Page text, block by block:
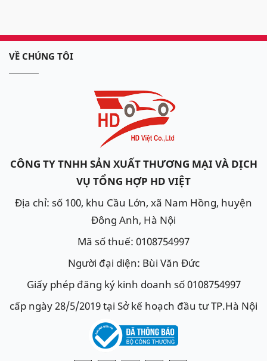
VỀ CHÚNG TÔI
CÔNG TY TNHH SẢN XUẤT THƯƠNG MẠI VÀ DỊCH
VỤ TỔNG HỢP HD VIỆT
Địa chỉ: số 100, khu Cầu Lớn, xã Nam Hồng, huyện
Đông Anh, Hà Nội
Mã số thuế: 0108754997
Người đại diện: Bùi Văn Đức
Giấy phép đăng ký kinh doanh số 0108754997
cấp ngày 28/5/2019 tại Sở kế hoạch đầu tư TP.Hà Nội